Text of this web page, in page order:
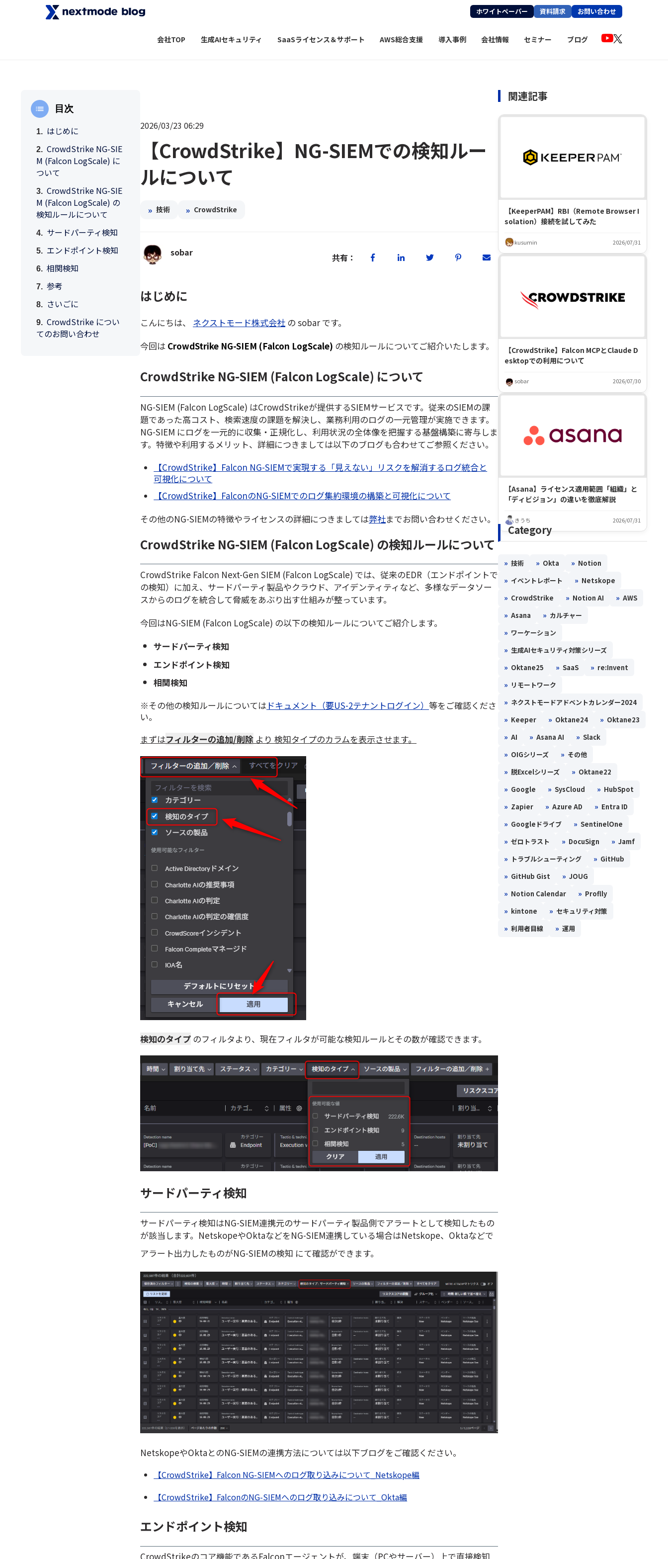
ホワイトペーパー 資料請求 お問い合わせ
会社TOP 生成AIセキュリティ SaaSライセンス＆サポート AWS総合支援 導入事例 会社情報 セミナー ブログ
目次
はじめに
CrowdStrike NG-SIE
M (Falcon LogScale) に
ついて
CrowdStrike NG-SIE
M (Falcon LogScale) の
検知ルールについて
サードパーティ検知
エンドポイント検知
相関検知
参考
さいごに
CrowdStrike につい
てのお問い合わせ
2026/03/23 06:29
【CrowdStrike】NG-SIEMでの検知ルー
ルについて
» 技術 » CrowdStrike
sobar 共有：
はじめに
こんにちは、 ネクストモード株式会社 の sobar です。
今回は CrowdStrike NG-SIEM (Falcon LogScale) の検知ルールについてご紹介いたします。
CrowdStrike NG-SIEM (Falcon LogScale) について
NG-SIEM (Falcon LogScale) はCrowdStrikeが提供するSIEMサービスです。従来のSIEMの課
題であった高コスト、検索速度の課題を解決し、業務利用のログの一元管理が実施できます。
NG-SIEM にログを一元的に収集・正規化し、利用状況の全体像を把握する基盤構築に寄与しま
す。特徴や利用するメリット、詳細につきましては以下のブログも合わせてご参照ください。
【CrowdStrike】Falcon NG-SIEMで実現する「見えない」リスクを解消するログ統合と
可視化について
【CrowdStrike】FalconのNG-SIEMでのログ集約環境の構築と可視化について
その他のNG-SIEMの特徴やライセンスの詳細につきましては弊社までお問い合わせください。
CrowdStrike NG-SIEM (Falcon LogScale) の検知ルールについて
CrowdStrike Falcon Next-Gen SIEM (Falcon LogScale) では、従来のEDR（エンドポイントで
の検知）に加え、サードパーティ製品やクラウド、アイデンティティなど、多様なデータソー
スからのログを統合して脅威をあぶり出す仕組みが整っています。
今回はNG-SIEM (Falcon LogScale) の以下の検知ルールについてご紹介します。
サードパーティ検知
エンドポイント検知
相関検知
※その他の検知ルールについては ドキュメント（要US-2テナントログイン） 等をご確認くださ
い。
まずはフィルターの追加/削除 より 検知タイプのカラムを表示させます。
検知のタイプ のフィルタより、現在フィルタが可能な検知ルールとその数が確認できます。
サードパーティ検知
サードパーティ検知はNG-SIEM連携元のサードパーティ製品側でアラートとして検知したもの
が該当します。NetskopeやOktaなどをNG-SIEM連携している場合はNetskope、Oktaなどで
アラート出力したものがNG-SIEMの検知 にて確認ができます。
NetskopeやOktaとのNG-SIEMの連携方法については以下ブログをご確認ください。
【CrowdStrike】Falcon NG-SIEMへのログ取り込みについて_Netskope編
【CrowdStrike】FalconのNG-SIEMへのログ取り込みについて_Okta編
エンドポイント検知
CrowdStrikeのコア機能であるFalconエージェントが、端末（PCやサーバー）上で直接検知
関連記事
【KeeperPAM】RBI（Remote Browser I
solation）接続を試してみた
kusumin 2026/07/31
【CrowdStrike】Falcon MCPとClaude D
esktopでの利用について
sobar 2026/07/30
【Asana】ライセンス適用範囲「組織」と
「ディビジョン」の違いを徹底解説
きうち 2026/07/31
Category
» 技術 » Okta » Notion
» イベントレポート » Netskope
» CrowdStrike » Notion AI » AWS
» Asana » カルチャー
» ワーケーション
» 生成AIセキュリティ対策シリーズ
» Oktane25 » SaaS » re:Invent
» リモートワーク
» ネクストモードアドベントカレンダー2024
» Keeper » Oktane24 » Oktane23
» AI » Asana AI » Slack
» OIGシリーズ » その他
» 脱Excelシリーズ » Oktane22
» Google » SysCloud » HubSpot
» Zapier » Azure AD » Entra ID
» Googleドライブ » SentinelOne
» ゼロトラスト » DocuSign » Jamf
» トラブルシューティング » GitHub
» GitHub Gist » JOUG
» Notion Calendar » Proflly
» kintone » セキュリティ対策
» 利用者目線 » 運用